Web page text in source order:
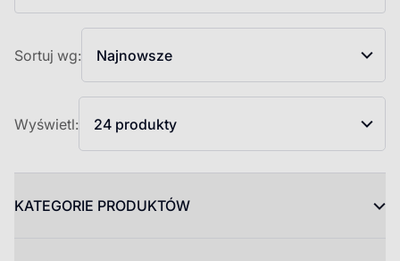
Sortuj wg: Najnowsze
Wyświetl: 24 produkty
KATEGORIE PRODUKTÓW